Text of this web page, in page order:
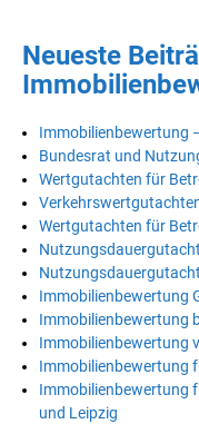
Neueste
Immobilienbewertung
Bundesrat und
Wertgutachten für
Wertgutachten für
Immobilienbewertung
Immobilienbewertung
Immobilienbewertung
Immobilienbewertung
Immobilienbewertung
und Leipzig